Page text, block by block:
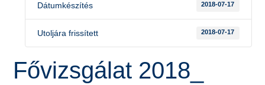
Dátumkészítés 2018-07-17
Utoljára frissített 2018-07-17
Fővizsgálat 2018_